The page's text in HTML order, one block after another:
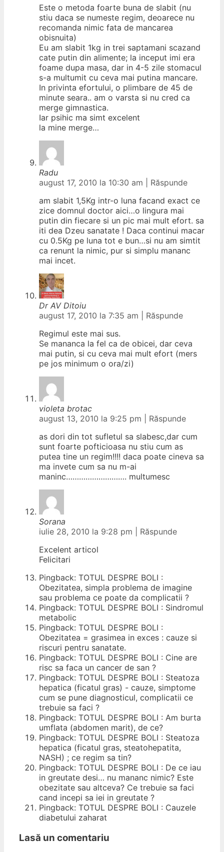
Este o metoda foarte buna de slabit (nu
stiu daca se numeste regim, deoarece nu
recomanda nimic fata de mancarea
obisnuita)
Eu am slabit 1kg in trei saptamani scazand
cate putin din alimente; la inceput imi era
foame dupa masa, dar in 4-5 zile stomacul
s-a multumit cu ceva mai putina mancare.
In privinta efortului, o plimbare de 45 de
minute seara.. am o varsta si nu cred ca
merge gimnastica.
Iar psihic ma simt excelent
la mine merge…
Radu
august 17, 2010 la 10:30 am
Răspunde
am slabit 1,5Kg intr-o luna facand exact ce
zice domnul doctor aici…o lingura mai
putin din fiecare si un pic mai mult efort. sa
iti dea Dzeu sanatate ! Daca continui macar
cu 0.5Kg pe luna tot e bun…si nu am simtit
ca renunt la nimic, pur si simplu mananc
mai incet.
Dr AV Ditoiu
august 17, 2010 la 7:35 am
Răspunde
Regimul este mai sus.
Se mananca la fel ca de obicei, dar ceva
mai putin, si cu ceva mai mult efort (mers
pe jos minimum o ora/zi)
violeta brotac
august 13, 2010 la 9:25 pm
Răspunde
as dori din tot sufletul sa slabesc,dar cum
sunt foarte pofticioasa nu stiu cum as
putea tine un regim!!!! daca poate cineva sa
ma invete cum sa nu m-ai
maninc………………………. multumesc
Sorana
iulie 28, 2010 la 9:28 pm
Răspunde
Excelent articol
Felicitari
Pingback: TOTUL DESPRE BOLI :
Obezitatea, simpla problema de imagine
sau problema ce poate da complicatii ?
Pingback: TOTUL DESPRE BOLI : Sindromul
metabolic
Pingback: TOTUL DESPRE BOLI :
Obezitatea = grasimea in exces : cauze si
riscuri pentru sanatate.
Pingback: TOTUL DESPRE BOLI : Cine are
risc sa faca un cancer de san ?
Pingback: TOTUL DESPRE BOLI : Steatoza
hepatica (ficatul gras) - cauze, simptome
cum se pune diagnosticul, complicatii ce
trebuie sa faci ?
Pingback: TOTUL DESPRE BOLI : Am burta
umflata (abdomen marit), de ce?
Pingback: TOTUL DESPRE BOLI : Steatoza
hepatica (ficatul gras, steatohepatita,
NASH) ; ce regim sa tin?
Pingback: TOTUL DESPRE BOLI : De ce iau
in greutate desi… nu mananc nimic? Este
obezitate sau altceva? Ce trebuie sa faci
cand incepi sa iei in greutate ?
Pingback: TOTUL DESPRE BOLI : Cauzele
diabetului zaharat
Lasă un comentariu